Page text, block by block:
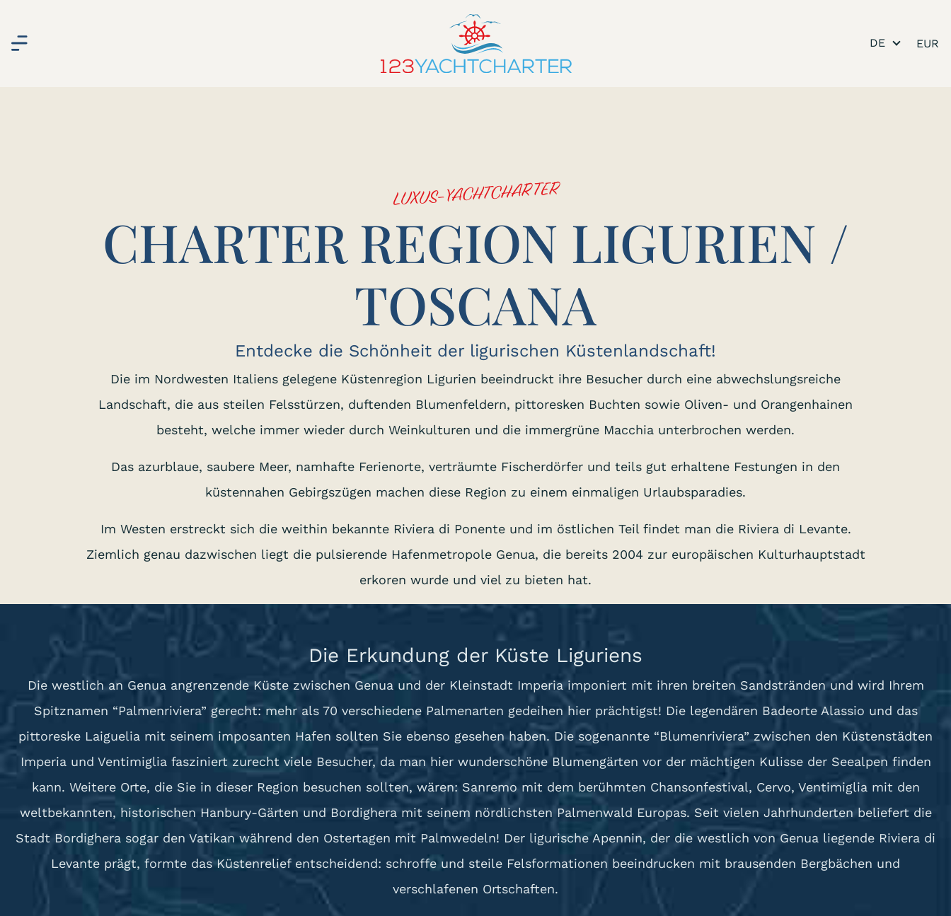
DE
LUXUS-YACHTCHARTER
CHARTER REGION LIGURIEN /
TOSCANA
Entdecke die Schönheit der ligurischen Küstenlandschaft!
Die im Nordwesten Italiens gelegene Küstenregion Ligurien beeindruckt ihre Besucher durch eine abwechslungsreiche
Landschaft, die aus steilen Felsstürzen, duftenden Blumenfeldern, pittoresken Buchten sowie Oliven- und Orangenhainen
besteht, welche immer wieder durch Weinkulturen und die immergrüne Macchia unterbrochen werden.
Das azurblaue, saubere Meer, namhafte Ferienorte, verträumte Fischerdörfer und teils gut erhaltene Festungen in den
küstennahen Gebirgszügen machen diese Region zu einem einmaligen Urlaubsparadies.
Im Westen erstreckt sich die weithin bekannte Riviera di Ponente und im östlichen Teil findet man die Riviera di Levante.
Ziemlich genau dazwischen liegt die pulsierende Hafenmetropole Genua, die bereits 2004 zur europäischen Kulturhauptstadt
erkoren wurde und viel zu bieten hat.
Die Erkundung der Küste Liguriens
Die westlich an Genua angrenzende Küste zwischen Genua und der Kleinstadt Imperia imponiert mit ihren breiten Sandstränden und wird Ihrem
Spitznamen “Palmenriviera” gerecht: mehr als 70 verschiedene Palmenarten gedeihen hier prächtigst! Die legendären Badeorte Alassio und das
pittoreske Laiguelia mit seinem imposanten Hafen sollten Sie ebenso gesehen haben. Die sogenannte “Blumenriviera” zwischen den Küstenstädten
Imperia und Ventimiglia fasziniert zurecht viele Besucher, da man hier wunderschöne Blumengärten vor der mächtigen Kulisse der Seealpen finden
kann. Weitere Orte, die Sie in dieser Region besuchen sollten, wären: Sanremo mit dem berühmten Chansonfestival, Cervo, Ventimiglia mit den
weltbekannten, historischen Hanbury-Gärten und Bordighera mit seinem nördlichsten Palmenwald Europas. Seit vielen Jahrhunderten beliefert die
Stadt Bordighera sogar den Vatikan während den Ostertagen mit Palmwedeln! Der ligurische Apennin, der die westlich von Genua liegende Riviera di
Levante prägt, formte das Küstenrelief entscheidend: schroffe und steile Felsformationen beeindrucken mit brausenden Bergbächen und
verschlafenen Ortschaften.